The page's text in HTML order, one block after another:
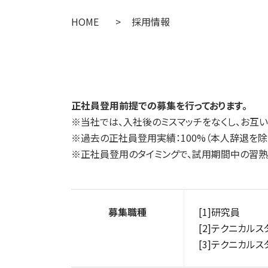
HOME > 採用情報
正社員登用前提での募集を行っております。
※当社では、入社後のミスマッチをなくし、お互
※過去の正社員登用実績：100%（本人辞退を除
※正社員登用のタイミングで、試用期間中の習
募集職種
[1]研究員
[2]テクニカルス
[3]テクニカルス